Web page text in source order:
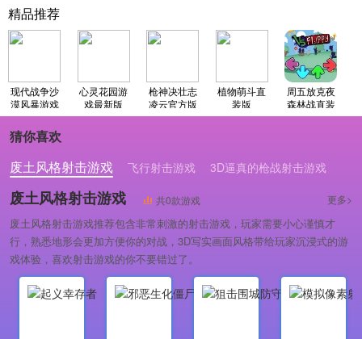
精品推荐
现代战争沙
漠风暴游戏
最新版
心灵花园游
戏最新版
枪神决壮志
凌云官方版
植物萌斗直
装版
周五放克夜
森林战直装
游戏版
猜你喜欢
废土风格射击游戏
飞行射击游戏 3D逼真的枪战射击游戏
废土风格射击游戏 共0款游戏 更多>
废土风格射击游戏推荐包含非常刺激的射击游戏，玩家需要小心谨慎才
行，熟悉地形会更加方便你的对战，3D写实画面风格带给玩家沉浸式的游
戏体验，喜欢射击游戏的你不要错过了。